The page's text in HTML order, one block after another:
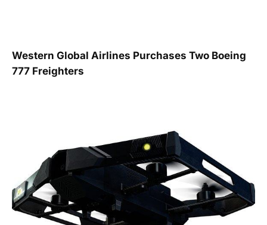
Western Global Airlines Purchases Two Boeing
777 Freighters